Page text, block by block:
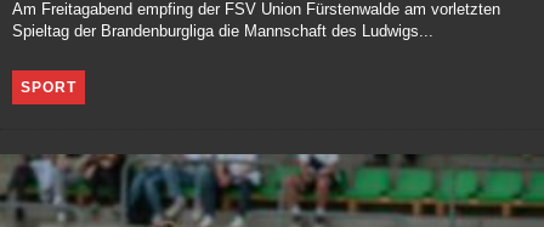
Am Freitagabend empfing der FSV Union Fürstenwalde am vorletzten
Spieltag der Brandenburgliga die Mannschaft des Ludwigs...
SPORT